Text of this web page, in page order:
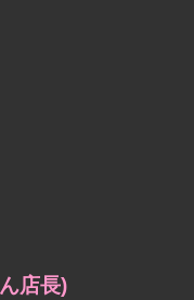
店長)